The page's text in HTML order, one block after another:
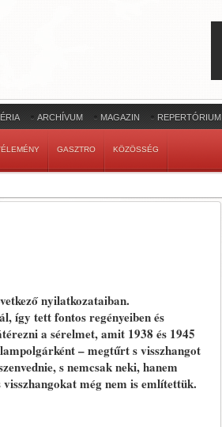
ARCHÍVUM MAGAZIN REPERTÓRIUM
GASZTRO KÖZÖSSÉG
nyilatkozataiban.
így tett fontos regényeiben és
a sérelmet, amit 1938 és 1945
– megtűrt s visszhangot
s nemcsak neki, hanem
még nem is említettük.